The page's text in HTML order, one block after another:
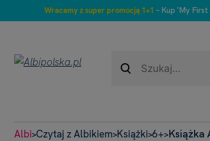
Wracamy z super promocją 1+1 – Kup 'My
Albi>Czytaj z Albikiem>Książki>6+>Książka